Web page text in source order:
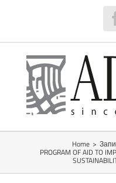
Home >
PROGRAM OF AID TO